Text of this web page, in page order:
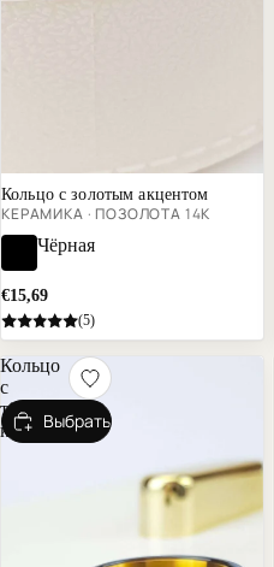
Кольцо с золотым акцентом
КЕРАМИКА · ПОЗОЛОТА 14К
Чёрная
€15,69
(5)
Кольцо
с
тёмной
керамикой
Выбрать